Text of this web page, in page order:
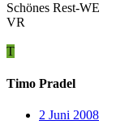
Schönes Rest-WE
VR
T
Timo Pradel
2 Juni 2008